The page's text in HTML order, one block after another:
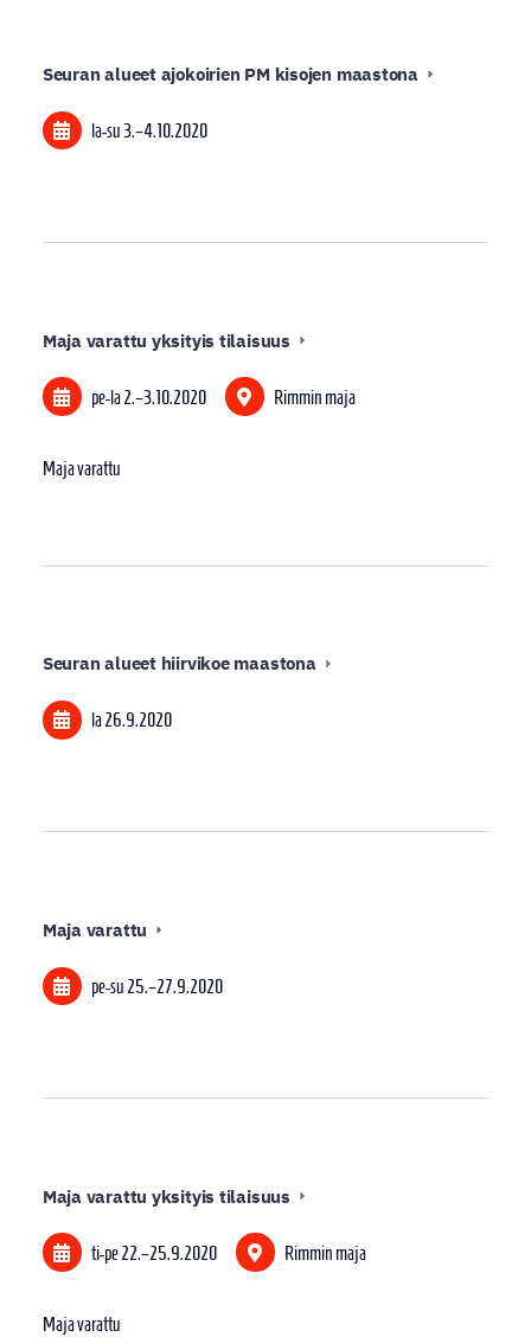
Seuran alueet ajokoirien PM kisojen maastona
la-su 3.–4.10.2020
Maja varattu yksityis tilaisuus
pe-la2. –3.10.2020 Rimmin maja
Maja varattu
Seuran alueet hiirvikoe maastona
la 26.9.2020
Maja varattu
pe-su 25.–27.9.2020
Maja varattu yksityis tilaisuus
ti-pe22.–25.9.2020 Rimmin maja
Maja varattu